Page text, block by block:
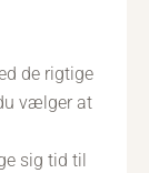
de rigtige
vælger at
sig tid til